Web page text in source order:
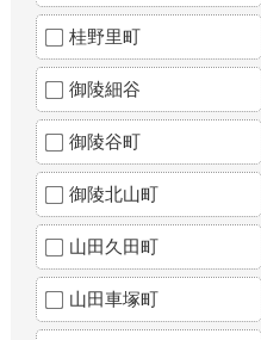
桂野里町
御陵細谷
御陵谷町
御陵北山町
山田久田町
山田車塚町